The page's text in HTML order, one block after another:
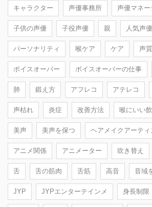
キャラクター 声優事務所 声優マネー
子供の声優 子役声優 親 人気声優
パーソナリティ 喉ケア ケア 声
ボイスオーバー ボイスオーバーの仕事
肺 鍛え方 アフレコ アテレコ
声枯れ 炎症 改善方法 喉にいい
美声 美声を保つ ヘアメイクアーティ
アニメ関係 アニメーター 吹き替え
舌 舌の筋肉 舌筋 高音 音域
JYP JYPエンターテインメ 身長制限